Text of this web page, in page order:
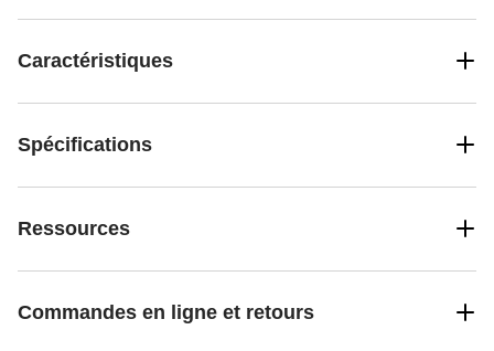
Caractéristiques
Spécifications
Ressources
Commandes en ligne et retours